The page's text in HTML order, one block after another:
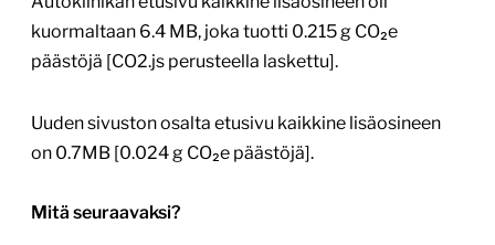
kuormaltaan 6.4 MB, joka tuotti 0.215 g CO₂e
päästöjä [CO2.js perusteella laskettu].
Uuden sivuston osalta etusivu kaikkine lisäosineen
on 0.7MB [0.024 g CO₂e päästöjä].
Mitä seuraavaksi?